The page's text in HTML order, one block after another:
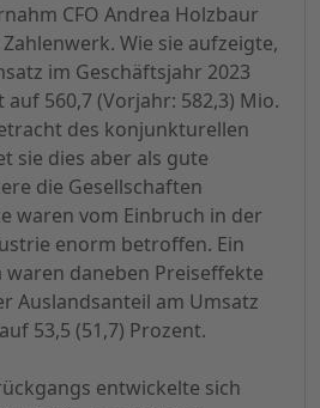
CFO Andrea Holzbaur
Wie sie aufzeigte,
im Geschäftsjahr 2023
560,7 (Vorjahr: 582,3) Mio.
des konjunkturellen
sie dies aber als gute
die Gesellschaften
waren vom Einbruch in der
enorm betroffen. Ein
waren daneben Preiseffekte
Auslandsanteil am Umsatz
53,5 (51,7) Prozent.
entwickelte sich